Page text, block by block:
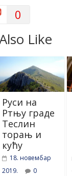
0
Like
Руси на
Ртњу граде
Теслин
торањ и
кућу
18. новембар
2019.
0